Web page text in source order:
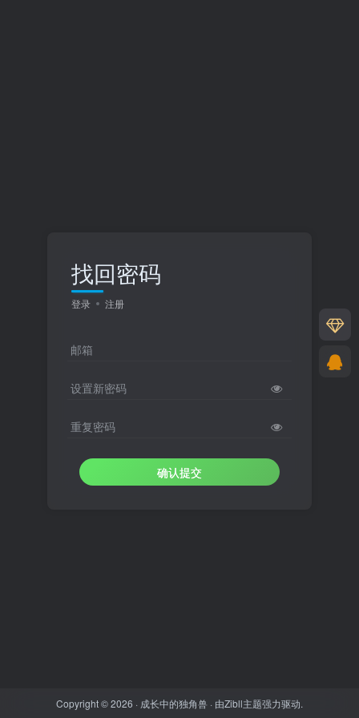
找回密码
登录 注册
邮箱
设置新密码
重复密码
确认提交
Copyright © 2026 · 成长中的独角兽 · 由Zibll主题强力驱动.